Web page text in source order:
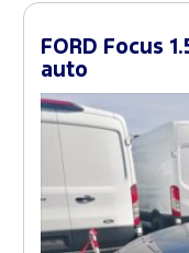
FORD Focus
auto